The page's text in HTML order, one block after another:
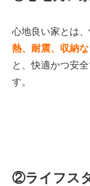
心地良い家とは
熱、耐震、収納
と、快適かつ安
す。
②ライフス